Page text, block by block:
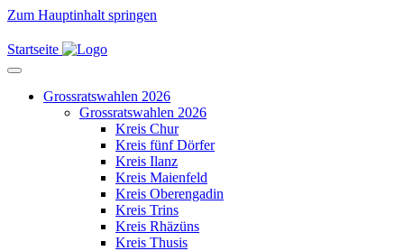
Zum Hauptinhalt springen
Startseite
Grossratswahlen 2026
Grossratswahlen 2026
Kreis Chur
Kreis fünf Dörfer
Kreis Ilanz
Kreis Maienfeld
Kreis Oberengadin
Kreis Trins
Kreis Rhäzüns
Kreis Thusis